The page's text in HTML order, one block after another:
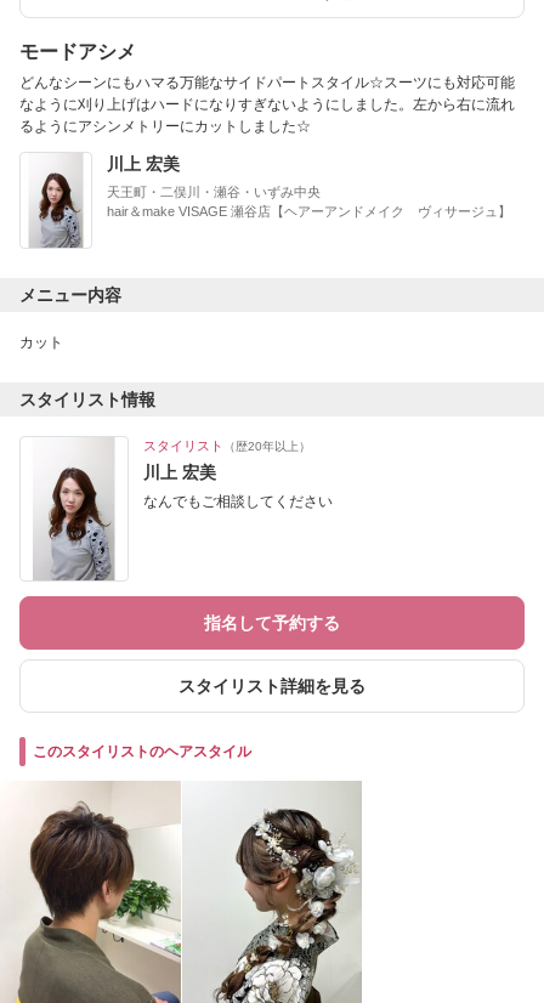
モードアシメ
どんなシーンにもハマる万能なサイドパートスタイル☆スーツにも対応可能
なように刈り上げはハードになりすぎないようにしました。左から右に流れ
るようにアシンメトリーにカットしました☆
川上 宏美
天王町・二俣川・瀬谷・いずみ中央
hair＆make VISAGE 瀬谷店【ヘアーアンドメイク ヴィサージュ】
メニュー内容
カット
スタイリスト情報
スタイリスト （歴20年以上）
川上 宏美
なんでもご相談してください
指名して予約する
スタイリスト詳細を見る
このスタイリストのヘアスタイル